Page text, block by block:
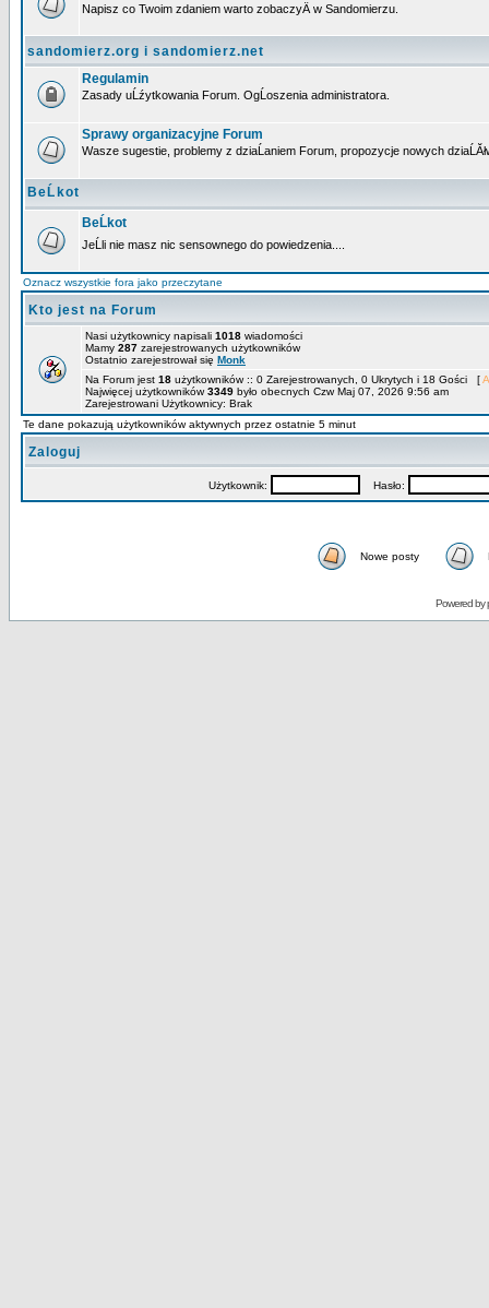
Napisz co Twoim zdaniem warto zobaczyÄ w Sandomierzu.
sandomierz.org i sandomierz.net
Regulamin
Zasady uĹźytkowania Forum. OgĹoszenia administratora.
Sprawy organizacyjne Forum
Wasze sugestie, problemy z dziaĹaniem Forum, propozycje nowych
BeĹkot
BeĹkot
JeĹli nie masz nic sensownego do powiedzenia....
Oznacz wszystkie fora jako przeczytane
Kto jest na Forum
Nasi użytkownicy napisali 1018 wiadomości
Mamy 287 zarejestrowanych użytkowników
Ostatnio zarejestrował się Monk
Na Forum jest 18 użytkowników :: 0 Zarejestrowanych, 0 Ukrytych i 18 Gości [
Najwięcej użytkowników3349 było obecnych Czw Maj 07, 2026 9:56 am
Zarejestrowani Użytkownicy: Brak
Te dane pokazują użytkowników aktywnych przez ostatnie 5 minut
Zaloguj
Użytkownik: Hasło:
Nowe posty
Powered by